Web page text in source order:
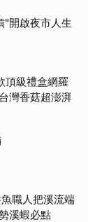
"開啟夜市人生
頂級禮盒網羅
灣香菇超澎湃
職人把溪流端
溪蝦必點